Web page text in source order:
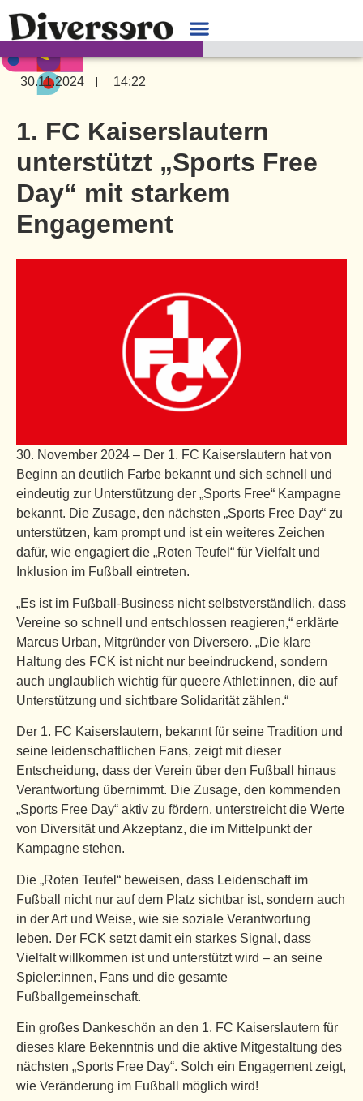
30.11.2024 14:22
1. FC Kaiserslautern
unterstützt „Sports Free
Day“ mit starkem
Engagement
30. November 2024 – Der 1. FC Kaiserslautern hat von
Beginn an deutlich Farbe bekannt und sich schnell und
eindeutig zur Unterstützung der „Sports Free“ Kampagne
bekannt. Die Zusage, den nächsten „Sports Free Day“ zu
unterstützen, kam prompt und ist ein weiteres Zeichen
dafür, wie engagiert die „Roten Teufel“ für Vielfalt und
Inklusion im Fußball eintreten.
„Es ist im Fußball-Business nicht selbstverständlich, dass
Vereine so schnell und entschlossen reagieren,“ erklärte
Marcus Urban, Mitgründer von Diversero. „Die klare
Haltung des FCK ist nicht nur beeindruckend, sondern
auch unglaublich wichtig für queere Athlet:innen, die auf
Unterstützung und sichtbare Solidarität zählen.“
Der 1. FC Kaiserslautern, bekannt für seine Tradition und
seine leidenschaftlichen Fans, zeigt mit dieser
Entscheidung, dass der Verein über den Fußball hinaus
Verantwortung übernimmt. Die Zusage, den kommenden
„Sports Free Day“ aktiv zu fördern, unterstreicht die Werte
von Diversität und Akzeptanz, die im Mittelpunkt der
Kampagne stehen.
Die „Roten Teufel“ beweisen, dass Leidenschaft im
Fußball nicht nur auf dem Platz sichtbar ist, sondern auch
in der Art und Weise, wie sie soziale Verantwortung
leben. Der FCK setzt damit ein starkes Signal, dass
Vielfalt willkommen ist und unterstützt wird – an seine
Spieler:innen, Fans und die gesamte
Fußballgemeinschaft.
Ein großes Dankeschön an den 1. FC Kaiserslautern für
dieses klare Bekenntnis und die aktive Mitgestaltung des
nächsten „Sports Free Day“. Solch ein Engagement zeigt,
wie Veränderung im Fußball möglich wird!